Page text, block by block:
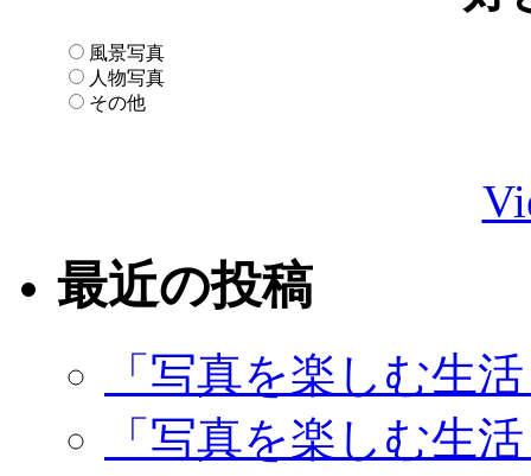
風景写真
人物写真
その他
最近の投稿
「写真を楽しむ生
「写真を楽しむ生